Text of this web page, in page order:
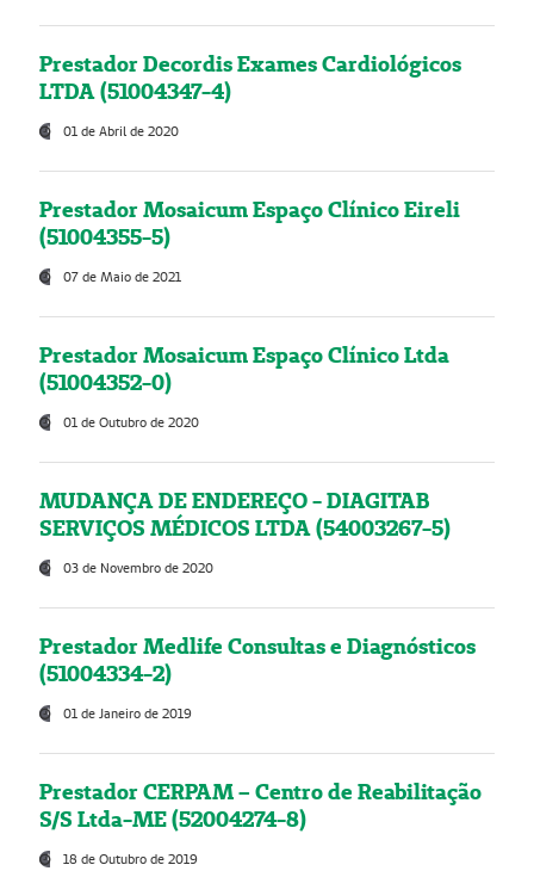
Prestador Decordis Exames Cardiológicos
LTDA (51004347-4)
01 de Abril de 2020
Prestador Mosaicum Espaço Clínico Eireli
(51004355-5)
07 de Maio de 2021
Prestador Mosaicum Espaço Clínico Ltda
(51004352-0)
01 de Outubro de 2020
MUDANÇA DE ENDEREÇO - DIAGITAB
SERVIÇOS MÉDICOS LTDA (54003267-5)
03 de Novembro de 2020
Prestador Medlife Consultas e Diagnósticos
(51004334-2)
01 de Janeiro de 2019
Prestador CERPAM – Centro de Reabilitação
S/S Ltda-ME (52004274-8)
18 de Outubro de 2019